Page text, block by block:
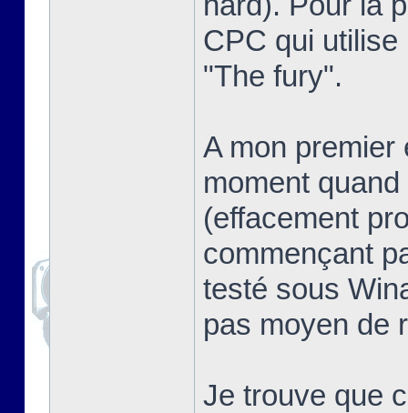
CPC qui
"The fury".
A mon premier
moment
(effacement
commençant
testé sous
pas moyen de
Je trouve que